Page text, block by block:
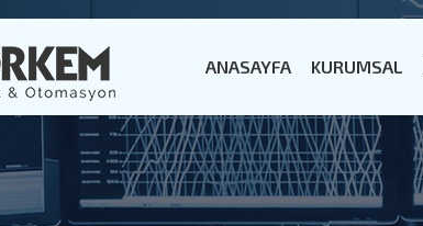
ANASAYFA KURUMSAL